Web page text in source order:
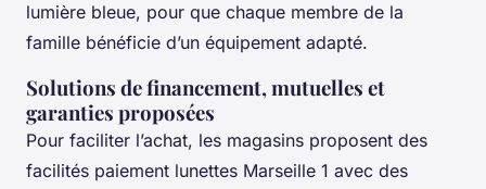
lumière bleue, pour que chaque membre de la
famille bénéficie d’un équipement adapté.
Solutions de financement, mutuelles et
garanties proposées
Pour faciliter l’achat, les magasins proposent des
facilités paiement lunettes Marseille 1 avec des